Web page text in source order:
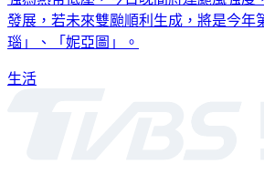
發展，若未來雙颱順利生成，將是今年
瑙」、「妮亞圖」。
生活